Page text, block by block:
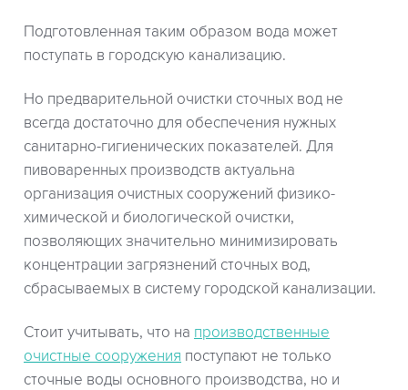
Подготовленная таким образом вода может
поступать в городскую канализацию.
Но предварительной очистки сточных вод не
всегда достаточно для обеспечения нужных
санитарно-гигиенических показателей. Для
пивоваренных производств актуальна
организация очистных сооружений физико-
химической и биологической очистки,
позволяющих значительно минимизировать
концентрации загрязнений сточных вод,
сбрасываемых в систему городской канализации.
Стоит учитывать, что на производственные
очистные сооружения поступают не только
сточные воды основного производства, но и